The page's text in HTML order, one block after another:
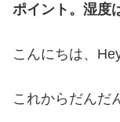
ポイント。湿度
こんにちは、
これからだんだ